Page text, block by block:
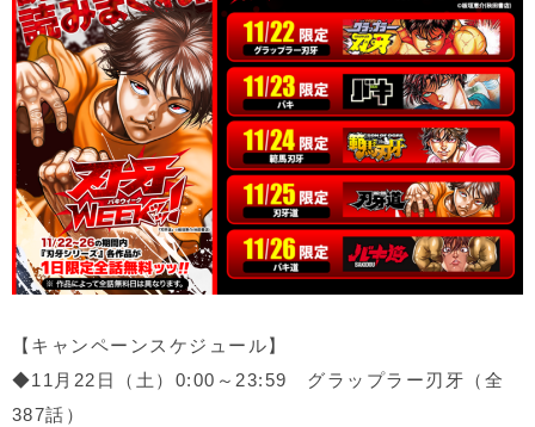
【キャンペーンスケジュール】
◆11月22日（土）0:00～23:59 グラップラー刃牙（全
387話）